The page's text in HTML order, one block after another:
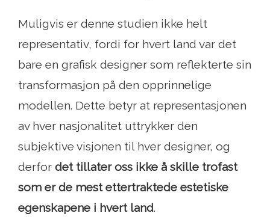
Muligvis er denne studien ikke helt
representativ, fordi for hvert land var det
bare en grafisk designer som reflekterte sin
transformasjon på den opprinnelige
modellen. Dette betyr at representasjonen
av hver nasjonalitet uttrykker den
subjektive visjonen til hver designer, og
derfor det tillater oss ikke å skille trofast
som er de mest ettertraktede estetiske
egenskapene i hvert land.